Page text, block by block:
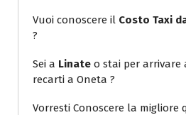
Vuoi conoscere il Costo Taxi
?
Sei a Linate o stai per arrivare
recarti a Oneta ?
Vorresti Conoscere la migliore